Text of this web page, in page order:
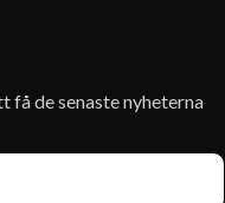
få de senaste nyheterna